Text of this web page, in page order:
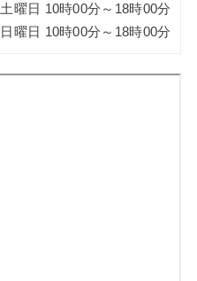
土曜日 10時00分～18時00分
日曜日 10時00分～18時00分